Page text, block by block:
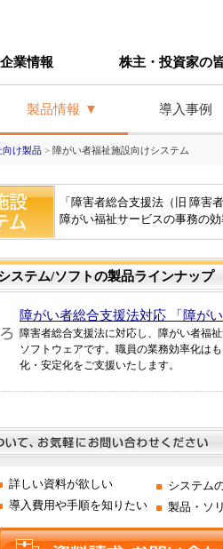
企業情報 株主・投資家の
製品情報 導入事例
向け製品 > 障がい者福祉施設向けシステム
「障害者総合支援法（旧 障害
障がい福祉サービスの事務の
ステム/ソフトの製品ラインナップ
障がい者総合支援法対応 「障が
障害者総合支援法に対応し、障がい者福
ソフトウェアです。職員の業務効率化は
化・安定化をご支援いたします。
詳しい資料が欲しい
システム
導入費用や手順を知りたい
製品・ソ